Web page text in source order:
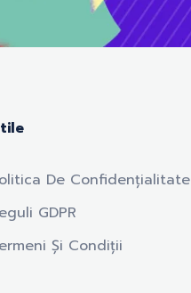
De Confidențialitate
GDPR
Și Condiții